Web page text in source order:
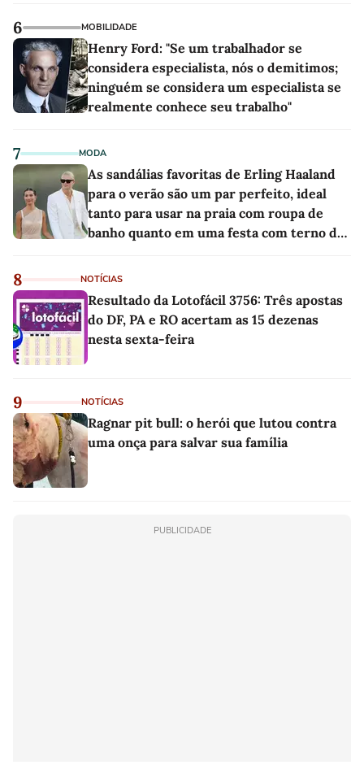
6 MOBILIDADE
Henry Ford: "Se um trabalhador se
considera especialista, nós o demitimos;
ninguém se considera um especialista se
realmente conhece seu trabalho"
7 MODA
As sandálias favoritas de Erling Haaland
para o verão são um par perfeito, ideal
tanto para usar na praia com roupa de
banho quanto em uma festa com terno de
8 NOTÍCIAS
Resultado da Lotofácil 3756: Três apostas
do DF, PA e RO acertam as 15 dezenas
nesta sexta-feira
9 NOTÍCIAS
Ragnar pit bull: o herói que lutou contra
uma onça para salvar sua família
PUBLICIDADE